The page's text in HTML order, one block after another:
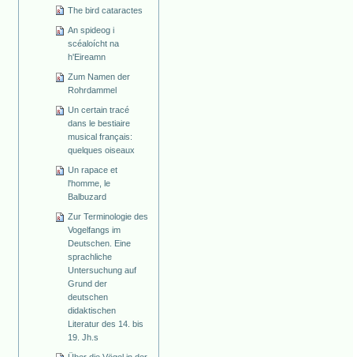
The bird cataractes
An spideog i
scéaloícht na
h'Eireamn
Zum Namen der
Rohrdammel
Un certain tracé
dans le bestiaire
musical français:
quelques oiseaux
Un rapace et
l'homme, le
Balbuzard
Zur Terminologie des
Vogelfangs im
Deutschen. Eine
sprachliche
Untersuchung auf
Grund der
deutschen
didaktischen
Literatur des 14. bis
19. Jh.s